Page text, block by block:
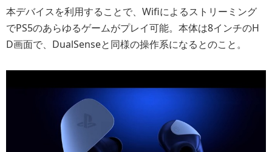
本デバイスを利用することで、Wifiによるストリーミング
でPS5のあらゆるゲームがプレイ可能。本体は8インチのH
D画面で、DualSenseと同様の操作系になるとのこと。